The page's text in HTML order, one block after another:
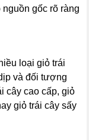
gốc rõ ràng
loại giỏ trái
và đối tượng
cây cao cấp, giỏ
giỏ trái cây sấy